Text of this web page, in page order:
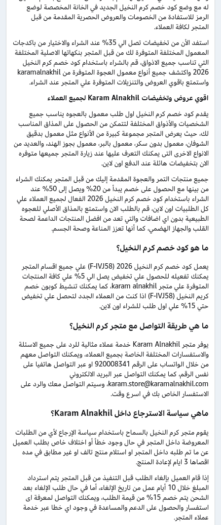
له مع وضع كود خصم كرم النخيل الجديد في الخانة المخصصة لوضع
الرمز للاستفادة من الخصومات والعروض الحصرية المقدمة من قبل
المتجر لكافة العملاء.
استفد الأن من تخفيضات تصل الي 35% عند الشراء والاختيار من باكدجات
المعمول المختلفة المتوفرة لك من قبل المتجر بنكهاتها الاصلية المختلفة
التي تناسب جميع الاذواق، قم بالشراء باستخدام كود خصم كرم النخيل
2026 واكتشف جميع أنواع معمول العجوة المتوفرة من karamalnakhil
واستمتع باقوي العروض والتنزيلات المتوفرة علي المتجر عند الشراء.
اقوي عروض وتخفيضات Karam Alnakhil لجميع العملاء
يقدم كود خصم كرم النخيل اول طلب معمول بالعجوه يناسب جميع
الشخصيات والأذواق المختلفة لتتمكن من الحصول على المذاق المناسب
لك، حيث يعرض المتجر مجموعة كبيرة من الأنواع مثل معمول بدقيق
الشوفان، معمول بدون سكر، معمول بالبر، معمول بجوز الهند، والعديد من
الانواع الاخرى التى يمكنك التعرف عليها عند زيارة المتجر جميعها متوفره
الان بتخفيضات هائلة عند الدفع اون لاين.
جميع منتجات التمر والعجوة المقدمة إليك من قبل المتجر يمكنك الشراء
من بينها مع الحصول على خصم يبدأ من 20% ويصل إلى 50% عند
الشراء باستخدام كود خصم كرم النخيل 2026 الفعال لجميع العملاء علي
كل الطلبيات اون لاين، قم بالطلب الان واستمتع بالمذاق الأصلي للعجوه
الطبيعية بدون اي اضافات والتي تعد من افضل المنتجات الداعمة لصحة
القلب والجهاز الهضمي، كما أنها تعزز المناعة وصحة الجسم.
ما هو كود خصم كرم النخيل؟
يعمل كود خصم كرم النخيل 2026 (F-IVJ58) علي جميع اقسام المتجر
يمكنك تفعيله للحصول علي تخفيض يصل الي 5% علي كافة المنتجات
المتوفرة علي متجر karam alnakhil، كما يمكنك تنشيط كوبون خصم
كريم النخيل (F-IVJ58) اذا كنت من العملاء الجدد لتحصل علي تخفيض
حتي 15% علي اول طلب للشراء اون لاين.
ما هي طريقة التواصل مع متجر كرم النخيل؟
يوفر متجر Karam Alnakhil خدمة عملاء مثالية للرد على جميع الاسئلة
والاستفسارات المختلفة الخاصة بجميع العملاء، ويمكنك التواصل معهم
من خلال الواتساب على الرقم 920008341 او عبر التواصل هاتفيا على
نفس الرقم، كما يمكنك التواصل عبر البريد الالكتروني
karam.store@karamalnakhil.com، وسيتم التواصل معك والرد على
الاستفسار الخاص بك في اسرع وقت.
ماهي سياسة الاسترجاع داخل Karam Alnakhil؟
يقوم متجر كرم النخيل بالسماح باستخدام سياسة الإرجاع لأي من الطلبات
المعروضة داخل المتجر في حال وجود خطأ أو اختلاف خاص بطلب العميل
عن ما تم طلبه داخل المتجر او استلام منتج تالف او غير مطابق في مده
اقصاها 3 ايام لإعادة المنتج.
إذا قام العميل بإلغاء الطلب قبل التنفيذ من قبل المتجر يتم استرداد
المبلغ خلال 10 أيام عمل من تاريخ الإلغاء، أما في حال طلب الإلغاء بعد
الشحن يتم خصم 15% من قيمة الطلب، ويمكنك التواصل لمعرفة اى
استفسار والحصول على الدعم والمساعدة في وجود اي خطا عبر خدمة
عملاء المتجر.